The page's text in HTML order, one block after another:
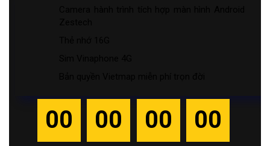
00 00 00 00